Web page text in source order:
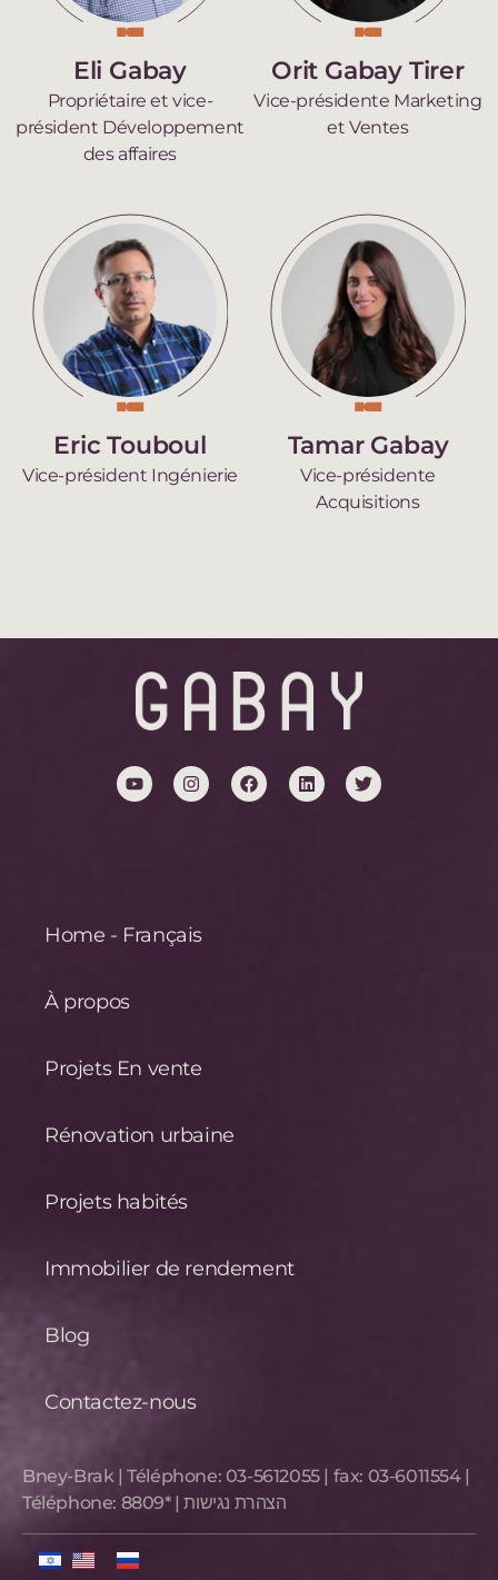
Eli Gabay
Propriétaire et vice-
président Développement
des affaires
Orit Gabay Tirer
Vice-présidente Marketing
et Ventes
Eric Touboul
Vice-président Ingénierie
Tamar Gabay
Vice-présidente
Acquisitions
Home - Français
À propos
Projets En vente
Rénovation urbaine
Projets habités
Immobilier de rendement
Blog
Contactez-nous
Bney-Brak | Téléphone: 03-5612055| fax: 03-6011554|
Téléphone: 8809*|הצהרת נגישות